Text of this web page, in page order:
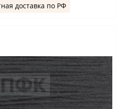
доставка по РФ